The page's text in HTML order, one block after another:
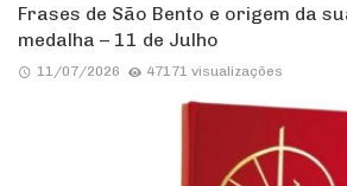
Frases de São Bento e origem da
medalha – 11 de Julho
11/07/2026 47171 visualizações